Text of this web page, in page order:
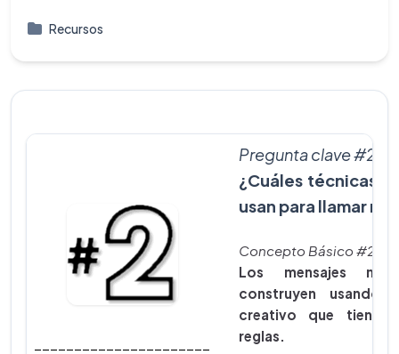
Recursos
Pregunta clave #2
¿Cuáles técnicas
usan para llamar mi
Concepto Básico #2
Los mensajes
construyen usando
creativo que tiene
reglas.